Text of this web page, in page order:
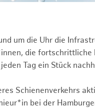
um die Uhr die
die fortschrittliche
Tag ein Stück
Schienenverkehrs
bei der